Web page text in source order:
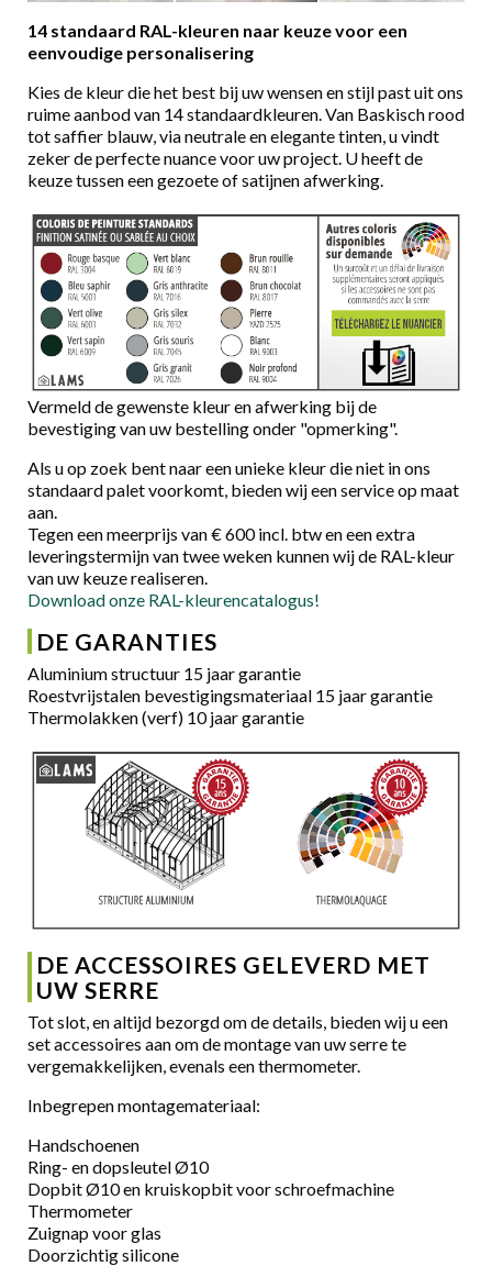
14 standaard RAL-kleuren naar keuze voor een
eenvoudige personalisering
Kies de kleur die het best bij uw wensen en stijl past uit ons
ruime aanbod van 14 standaardkleuren. Van Baskisch rood
tot saffier blauw, via neutrale en elegante tinten, u vindt
zeker de perfecte nuance voor uw project. U heeft de
keuze tussen een gezoete of satijnen afwerking.
Vermeld de gewenste kleur en afwerking bij de
bevestiging van uw bestelling onder "opmerking".
Als u op zoek bent naar een unieke kleur die niet in ons
standaard palet voorkomt, bieden wij een service op maat
aan.
Tegen een meerprijs van € 600 incl. btw en een extra
leveringstermijn van twee weken kunnen wij de RAL-kleur
van uw keuze realiseren.
Download onze RAL-kleurencatalogus!
DE GARANTIES
Aluminium structuur 15 jaar garantie
Roestvrijstalen bevestigingsmateriaal 15 jaar garantie
Thermolakken (verf) 10 jaar garantie
DE ACCESSOIRES GELEVERD MET
UW SERRE
Tot slot, en altijd bezorgd om de details, bieden wij u een
set accessoires aan om de montage van uw serre te
vergemakkelijken, evenals een thermometer.
Inbegrepen montagemateriaal:
Handschoenen
Ring- en dopsleutel Ø10
Dopbit Ø10 en kruiskopbit voor schroefmachine
Thermometer
Zuignap voor glas
Doorzichtig silicone